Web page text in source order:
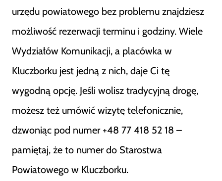
urzędu powiatowego bez problemu znajdziesz
możliwość rezerwacji terminu i godziny. Wiele
Wydziałów Komunikacji, a placówka w
Kluczborku jest jedną z nich, daje Ci tę
wygodną opcję. Jeśli wolisz tradycyjną drogę,
możesz też umówić wizytę telefonicznie,
dzwoniąc pod numer +48 77 418 52 18 –
pamiętaj, że to numer do Starostwa
Powiatowego w Kluczborku.